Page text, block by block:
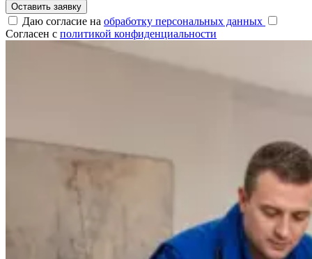
Оставить заявку
Даю согласие на обработку персональных данных
Согласен с политикой конфиденциальности